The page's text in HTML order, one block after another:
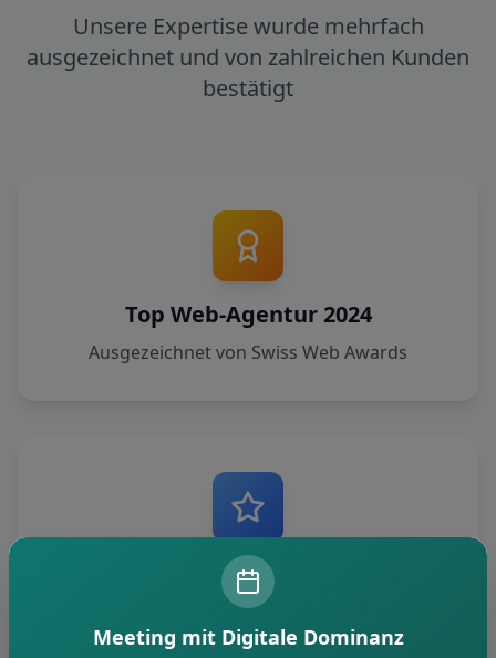
Unsere Expertise wurde mehrfach
ausgezeichnet und von zahlreichen Kunden
bestätigt
Top Web-Agentur 2024
Ausgezeichnet von Swiss Web Awards
5.0 Sterne Bewertung
Über 50+ zufriedene Kunden
Meeting mit Digitale Dominanz